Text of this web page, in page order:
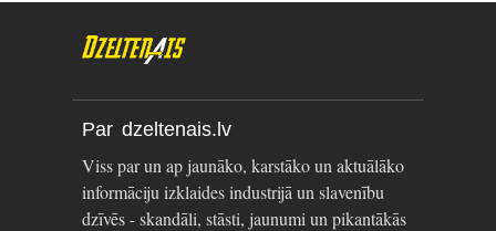
Par dzeltenais.lv
Viss par un ap jaunāko, karstāko un aktuālāko
informāciju izklaides industrijā un slavenību
dzīvēs - skandāli, stāsti, jaunumi un pikantākās